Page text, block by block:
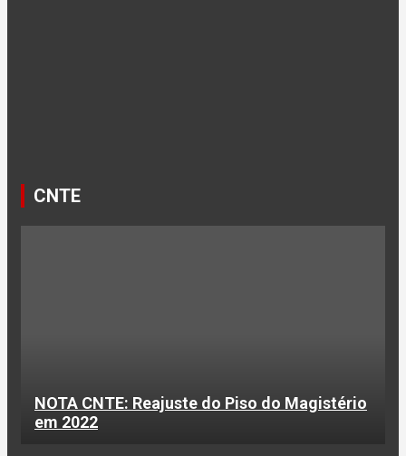
CNTE
NOTA CNTE: Reajuste do Piso do Magistério
em 2022